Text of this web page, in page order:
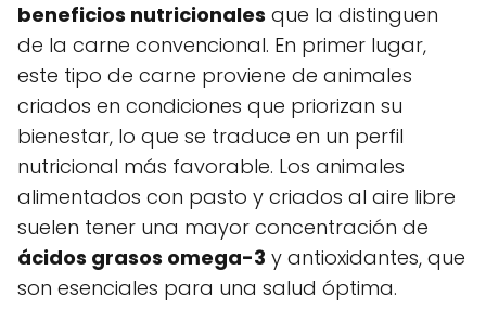
beneficios nutricionales que la distinguen
de la carne convencional. En primer lugar,
este tipo de carne proviene de animales
criados en condiciones que priorizan su
bienestar, lo que se traduce en un perfil
nutricional más favorable. Los animales
alimentados con pasto y criados al aire libre
suelen tener una mayor concentración de
ácidos grasos omega-3 y antioxidantes, que
son esenciales para una salud óptima.